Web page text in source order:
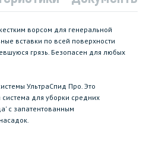
ворсом для генеральной
вставки по всей поверхности
грязь. Безопасен для любых
УльтраСпид Про. Это
для уборки средних
с запатентованным